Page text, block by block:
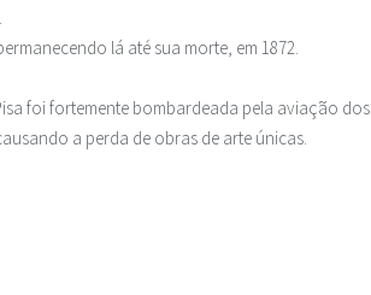
lá até sua morte, em 1872.
foi fortemente bombardeada pela aviação dos
a perda de obras de arte únicas.